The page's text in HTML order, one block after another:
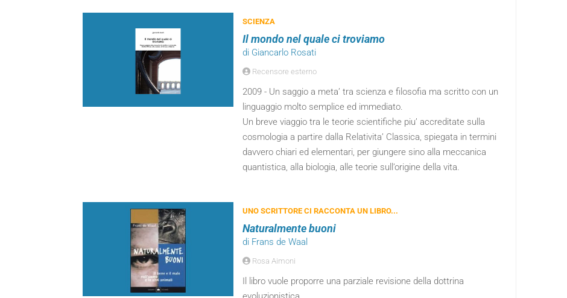
SCIENZA
Il mondo nel quale ci troviamo
di Giancarlo Rosati
Recensore esterno
2009 - Un saggio a meta’ tra scienza e filosofia ma scritto con un
linguaggio molto semplice ed immediato.
Un breve viaggio tra le teorie scientifiche piu’ accreditate sulla
cosmologia a partire dalla Relativita’ Classica, spiegata in termini
davvero chiari ed elementari, per giungere sino alla meccanica
quantistica, alla biologia, alle teorie sull’origine della vita.
UNO SCRITTORE CI RACCONTA UN LIBRO...
Naturalmente buoni
di Frans de Waal
Rosa Aimoni
Il libro vuole proporre una parziale revisione della dottrina